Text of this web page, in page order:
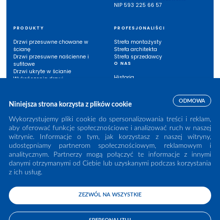
Niniejsza strona korzysta z plików cookie
Wykorzystujemy pliki cookie do spersonalizowania treści i reklam,
aby oferować funkcje społecznościowe i analizować ruch w naszej
witrynie. Informacje o tym, jak korzystasz z naszej witryny,
udostępniamy partnerom społecznościowym, reklamowym i
analitycznym. Partnerzy mogą połączyć te informacje z innymi
danymi otrzymanymi od Ciebie lub uzyskanymi podczas korzystania
z ich usług.
ODMOWA
ZEZWÓL NA WSZYSTKIE
NIP 593 225 66 57
PRODUKTY
Drzwi przesuwne chowane w
ścianę
Drzwi przesuwne naścienne i
sufitowe
Drzwi ukryte w ścianie
Wykończenia drzwi
PROFESJONALIŚCI
Strefa montażysty
Strefa architekta
Strefa sprzedawcy
O NAS
Historia
INSPIRACJE
Case study
Zainspiruj się
Możliwości (wykończenia /
rozwiązania techniczne)
BAZA WIEDZY
Instrukcje montażu
Katalogi
Karty techniczne
Gwarancje
Biblioteka BIM/CAD
Wideo